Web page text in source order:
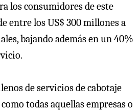
los consumidores de este
entre los US$ 300 millones a
bajando además en un 40%
de servicios de cabotaje
todas aquellas empresas o